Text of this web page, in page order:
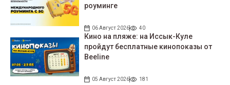
роуминге
06 Август 2026 40
Кино на пляже: на Иссык-Куле
пройдут беcплатные кинопоказы от
Beeline
05 Август 2026 181